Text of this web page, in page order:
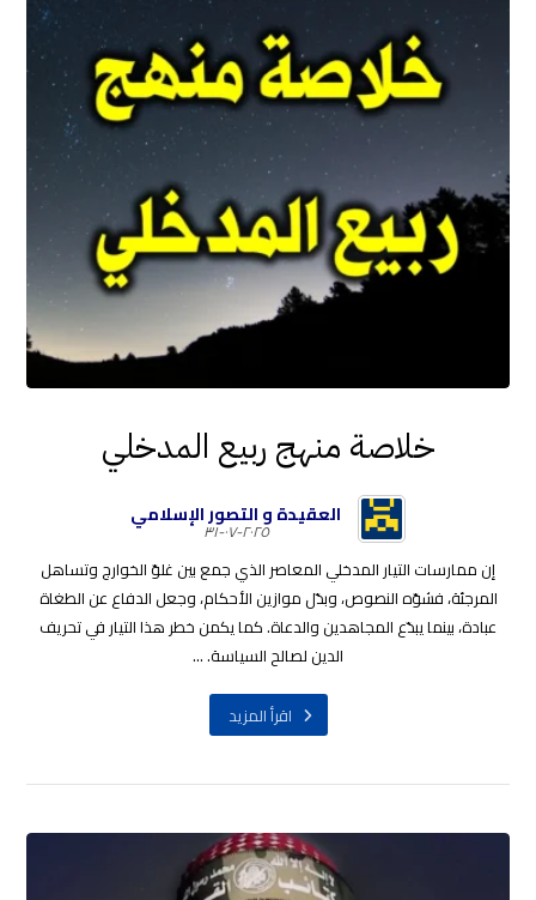
خلاصة منهج ربيع المدخلي
العقيدة و التصور الإسلامي
٢٠٢٥-٠٧-٣١
إن ممارسات التيار المدخلي المعاصر الذي جمع بين غلوّ الخوارج وتساهل
المرجئة، فشوّه النصوص، وبدّل موازين الأحكام، وجعل الدفاع عن الطغاة
عبادة، بينما يبدّع المجاهدين والدعاة. كما يكمن خطر هذا التيار في تحريف
الدين لصالح السياسة. ...
اقرأ المزيد